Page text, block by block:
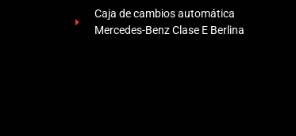
Caja de cambios automática
Mercedes-Benz Clase E Berlina